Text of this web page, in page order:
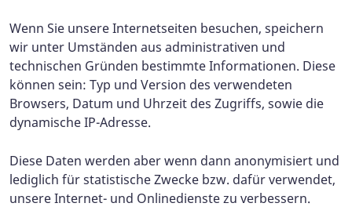
Wenn Sie unsere Internetseiten besuchen, speichern
wir unter Umständen aus administrativen und
technischen Gründen bestimmte Informationen. Diese
können sein: Typ und Version des verwendeten
Browsers, Datum und Uhrzeit des Zugriffs, sowie die
dynamische IP-Adresse.
Diese Daten werden aber wenn dann anonymisiert und
lediglich für statistische Zwecke bzw. dafür verwendet,
unsere Internet- und Onlinedienste zu verbessern.